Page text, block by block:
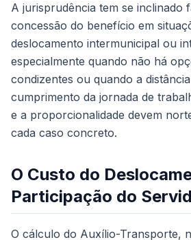
A jurisprudência tem se inclinado
concessão do benefício em
deslocamento intermunicipal ou
especialmente quando não há
condizentes ou quando a
cumprimento da jornada de
e a proporcionalidade devem
cada caso concreto.
O Custo do
Participação do
O cálculo do Auxílio-Transporte,